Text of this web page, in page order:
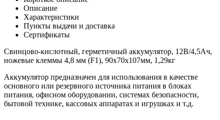
Описание
Характеристики
Пункты выдачи и доставка
Сертификаты
Свинцово-кислотный, герметичный аккумулятор, 12В/4,5Ач,
ножевые клеммы 4,8 мм (F1), 90х70х107мм, 1,29кг
Аккумулятор предназначен для использования в качестве
основного или резервного источника питания в блоках
питания, офисном оборудовании, системах безопасности,
бытовой технике, кассовых аппаратах и игрушках и т.д.